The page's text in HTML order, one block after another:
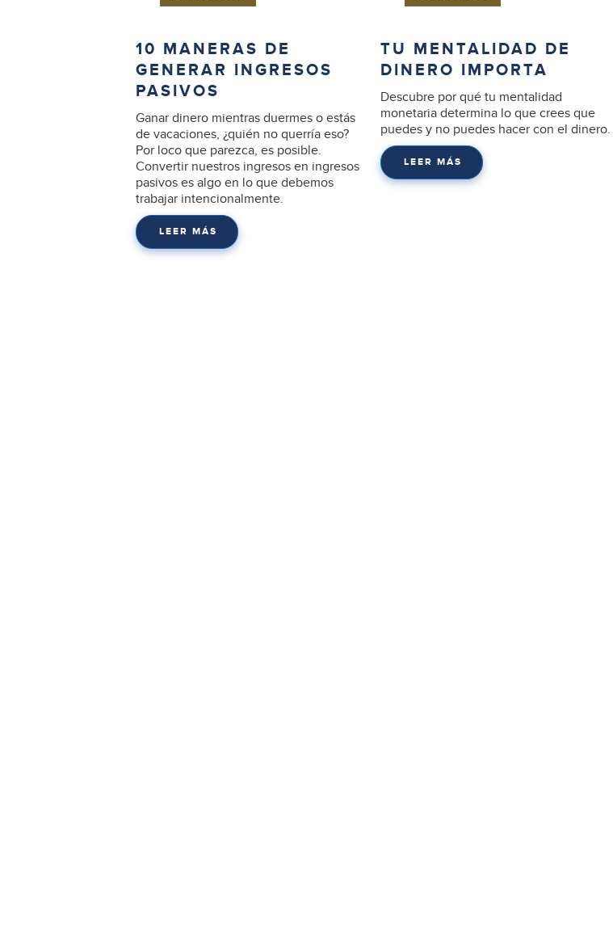
10 MANERAS DE
GENERAR INGRESOS
PASIVOS
Ganar dinero mientras duermes o estás
de vacaciones, ¿quién no querría eso?
Por loco que parezca, es posible.
Convertir nuestros ingresos en ingresos
pasivos es algo en lo que debemos
trabajar intencionalmente.
LEER MÁS
TU MENTALIDAD DE
DINERO IMPORTA
Descubre por qué tu mentalidad
monetaria determina lo que crees que
puedes y no puedes hacer con el dinero.
LEER MÁS